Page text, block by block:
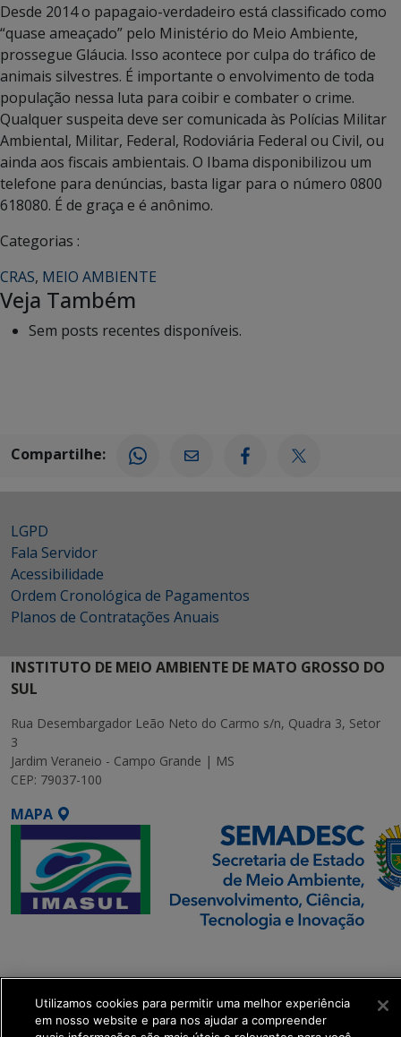
Desde 2014 o papagaio-verdadeiro está classificado como
“quase ameaçado” pelo Ministério do Meio Ambiente,
prossegue Gláucia. Isso acontece por culpa do tráfico de
animais silvestres. É importante o envolvimento de toda
população nessa luta para coibir e combater o crime.
Qualquer suspeita deve ser comunicada às Polícias Militar
Ambiental, Militar, Federal, Rodoviária Federal ou Civil, ou
ainda aos fiscais ambientais. O Ibama disponibilizou um
telefone para denúncias, basta ligar para o número 0800
618080. É de graça e é anônimo.
Categorias :
CRAS, MEIO AMBIENTE
Veja Também
Sem posts recentes disponíveis.
Compartilhe:
LGPD
Fala Servidor
Acessibilidade
Ordem Cronológica de Pagamentos
Planos de Contratações Anuais
INSTITUTO DE MEIO AMBIENTE DE MATO GROSSO DO
SUL
Rua Desembargador Leão Neto do Carmo s/n, Quadra 3, Setor
3
Jardim Veraneio - Campo Grande | MS
CEP: 79037-100
MAPA
Executiva de
Transformação Digital
Utilizamos cookies para permitir uma melhor experiência
em nosso website e para nos ajudar a compreender